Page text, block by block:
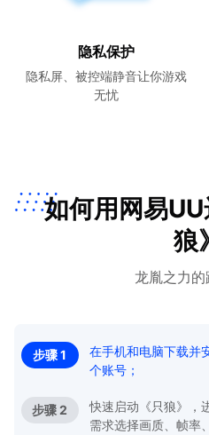
隐私保护
隐私屏、被控端静音让你游戏
无忧
如何用网易
狼
龙胤之力
步骤 1
在手机和电脑下载并
个账号；
步骤 2
快速启动《只狼》，
需求选择画质、帧率